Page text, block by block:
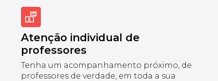
Atenção individual de
professores
Tenha um acompanhamento próximo, de
professores de verdade, em toda a sua